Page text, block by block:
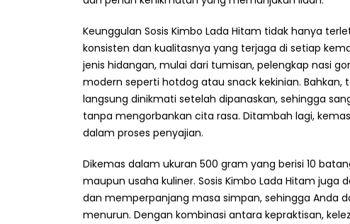
Keunggulan Sosis Kimbo Lada Hitam tidak hanya
konsisten dan kualitasnya yang terjaga di setiap
jenis hidangan, mulai dari tumisan, pelengkap nasi
modern seperti hotdog atau snack kekinian.
langsung dinikmati setelah dipanaskan, sehingga
tanpa mengorbankan cita rasa. Ditambah lagi,
dalam proses penyajian.
Dikemas dalam ukuran 500 gram yang berisi 10
maupun usaha kuliner. Sosis Kimbo Lada Hitam
dan memperpanjang masa simpan, sehingga Anda
menurun. Dengan kombinasi antara kepraktisan,